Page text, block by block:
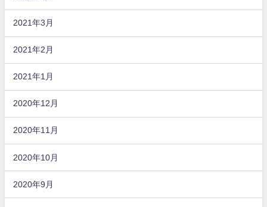
2021年3月
2021年2月
2021年1月
2020年12月
2020年11月
2020年10月
2020年9月